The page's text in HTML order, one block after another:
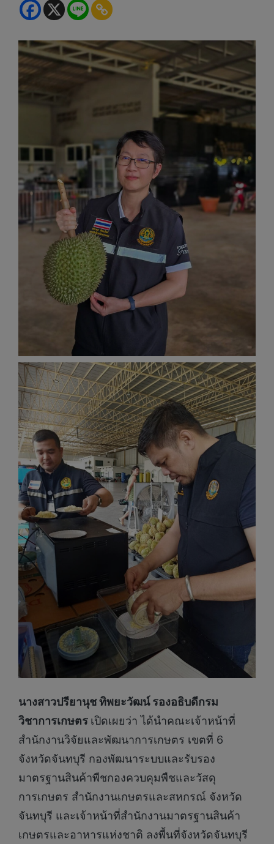
นางสาวปรียานุช ทิพยะวัฒน์ รองอธิบดีกรม
วิชาการเกษตร เปิดเผยว่า ได้นำคณะเจ้าหน้าที่
สำนักงานวิจัยและพัฒนาการเกษตร เขตที่ 6
จังหวัดจันทบุรี กองพัฒนาระบบและรับรอง
มาตรฐานสินค้าพืชกองควบคุมพืชและวัสดุ
การเกษตร สำนักงานเกษตรและสหกรณ์ จังหวัด
จันทบุรี และเจ้าหน้าที่สำนักงานมาตรฐานสินค้า
เกษตรและอาหารแห่งชาติ ลงพื้นที่จังหวัดจันทบุรี